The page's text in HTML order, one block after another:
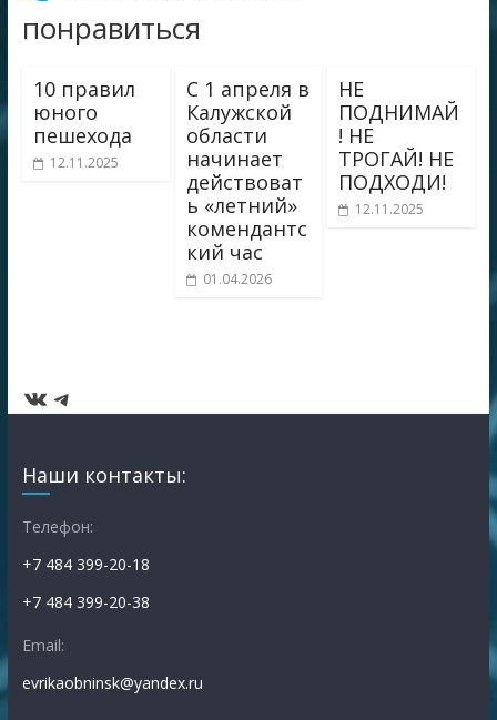
понравиться
10 правил
юного
пешехода
12.11.2025
С 1 апреля в
Калужской
области
начинает
действоват
ь «летний»
комендантс
кий час
01.04.2026
НЕ
ПОДНИМАЙ
! НЕ
ТРОГАЙ! НЕ
ПОДХОДИ!
12.11.2025
ВКонтакте
Telegram
Наши контакты:
Телефон:
+7 484 399-20-18
+7 484 399-20-38
Email:
evrikaobninsk@yandex.ru